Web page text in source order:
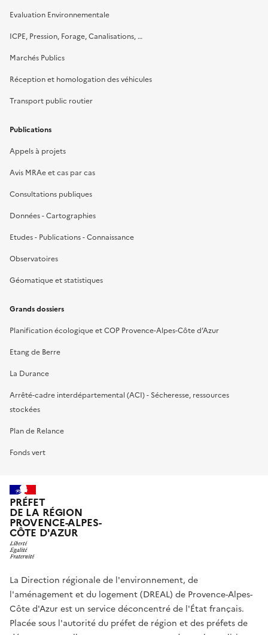
Evaluation Environnementale
ICPE, Pression, Forage, Canalisations, …
Marchés Publics
Réception et homologation des véhicules
Transport public routier
Publications
Appels à projets
Avis MRAe et cas par cas
Consultations publiques
Données - Cartographies
Etudes - Publications - Connaissance
Observatoires
Géomatique et statistiques
Grands dossiers
Planification écologique et COP Provence-Alpes-Côte d’Azur
Etang de Berre
La Durance
Arrêté-cadre interdépartemental (ACI) - Sécheresse, ressources
stockées
Plan de Relance
Fonds vert
PRÉFET
DE LA RÉGION
PROVENCE-ALPES-
CÔTE D'AZUR
La Direction régionale de l'environnement, de
l'aménagement et du logement (DREAL) de Provence-Alpes-
Côte d'Azur est un service déconcentré de l'État français.
Placée sous l'autorité du préfet de région et des préfets de